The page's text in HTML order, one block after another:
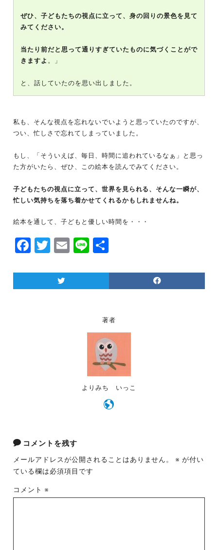
ぜひ、子どもたちの視点に立って、身の回りの景色を見て
みてください。
当たり前だと思って通りすぎていたものに気づくことがで
きますよ 。」
と、話していたのを思い出しました。
私も、そんな視点を忘れないでいようと思っていたのですが、
つい、忙しさで忘れてしまっていました。
もし、「そういえば、毎日、時間に追われているなぁ」と思っ
た方がいたら、ぜひ、この絵本を読んでみてください。
子どもたちの視点に立って、世界を見られる、そんな一瞬が、
忙しい気持ちを落ち着かせてくれるかもしれませんね。
絵本を通して、子どもと優しい時間を・・・
F
c
e
T
itt
er
E
ai
l
Li
e
共
著者
よりみち いっこ
コメントを残す
メールアドレスが公開されることはありません。 ※ が付い
ている欄は必須項目です
コメント ※